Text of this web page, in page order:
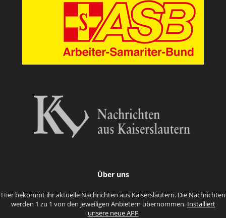
Über uns
Hier bekommt ihr aktuelle Nachrichten aus Kaiserslautern. Die Nachrichten
werden 1 zu 1 von den jeweiligen Anbietern übernommen. Installiert
unsere neue APP